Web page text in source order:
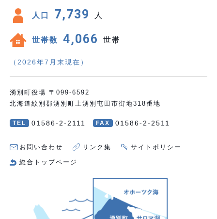
人口 7,739 人
世帯数 4,066 世帯
（2026年7月末現在）
湧別町役場 〒099-6592
北海道紋別郡湧別町上湧別屯田市街地318番地
TEL 01586-2-2111 FAX 01586-2-2511
お問い合わせ リンク集 サイトポリシー
総合トップページ